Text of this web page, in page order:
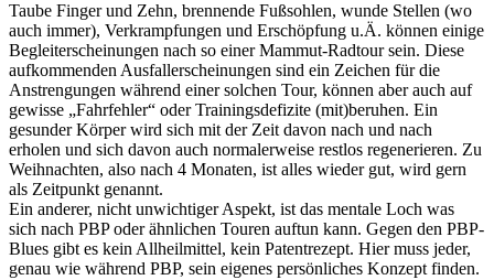
Taube Finger und Zehn, brennende Fußsohlen, wunde Stellen (wo
auch immer), Verkrampfungen und Erschöpfung u.Ä. können einige
Begleiterscheinungen nach so einer Mammut-Radtour sein. Diese
aufkommenden Ausfallerscheinungen sind ein Zeichen für die
Anstrengungen während einer solchen Tour, können aber auch auf
gewisse „Fahrfehler“ oder Trainingsdefizite (mit)beruhen. Ein
gesunder Körper wird sich mit der Zeit davon nach und nach
erholen und sich davon auch normalerweise restlos regenerieren. Zu
Weihnachten, also nach 4 Monaten, ist alles wieder gut, wird gern
als Zeitpunkt genannt.
Ein anderer, nicht unwichtiger Aspekt, ist das mentale Loch was
sich nach PBP oder ähnlichen Touren auftun kann. Gegen den PBP-
Blues gibt es kein Allheilmittel, kein Patentrezept. Hier muss jeder,
genau wie während PBP, sein eigenes persönliches Konzept finden.